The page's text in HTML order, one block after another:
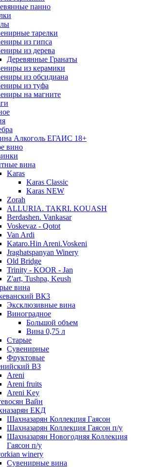
панно
тарелки
из гипса
из дерева
Деревянные Гранаты
из керамики
из обсидиана
из туфа
на магните
Алкоголь ЕГАИС 18+
вино
вина
Karas
Karas Classic
Karas NEW
Zorah
ALLURIA. TAKRI. KOUASH
Berdashen. Vankasar
Voskevaz - Qotot
Van Ardi
Kataro.Hin Areni.Voskeni
Jraghatspanyan Winery
Old Bridge
Trinity - KOOR - Jan
Z'art, Tushpa, Keush
вина
ВК3
Эксклюзивные вина
Виноградное
Большой объем
Вина 0,75 л
Старые
Сувенирные
Фруктовые
ВЗ
Areni
Areni fruits
Areni Key
Вайн
ЕКД
Шахназарян Коллекция Гаясон
Шахназарян Коллекция Гаясон п/у
Шахназарян Новогодняя Коллекция
Гаясон п/у
winery
Сувенирные вина